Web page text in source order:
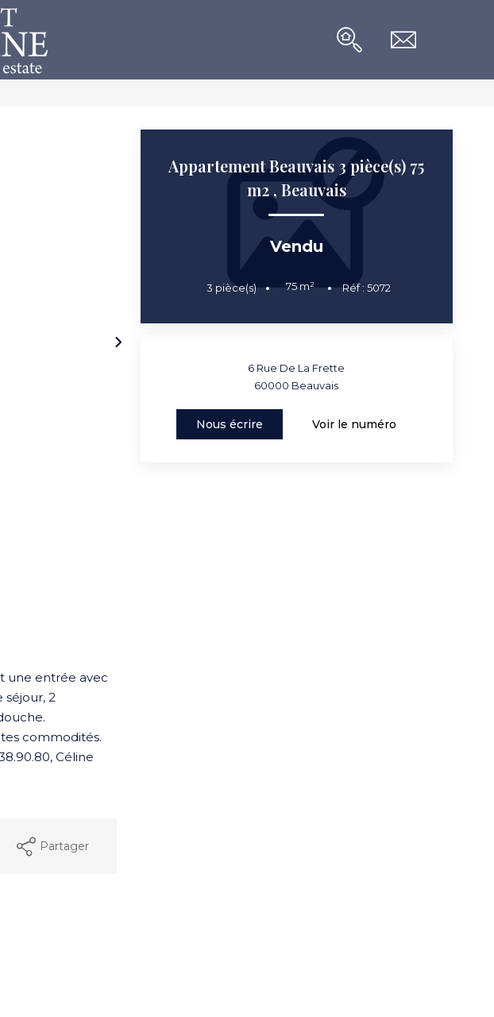
une entrée avec
2
commodités.
Céline
Partager
Appartement Beauvais 3 pièce(s) 75
m2 , Beauvais
Vendu
3 pièce(s) 75m² Réf :5072
6 Rue De La Frette
60000 Beauvais
Nous écrire Voir le numéro